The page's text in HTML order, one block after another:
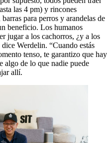
las 4 pm) y rincones
para perros y arandelas de
beneficio. Los humanos
jugar a los cachorros, ¿y a los
dice Werdelin. “Cuando estás
tenso, te garantizo que hay
algo de lo que nadie puede
allí.